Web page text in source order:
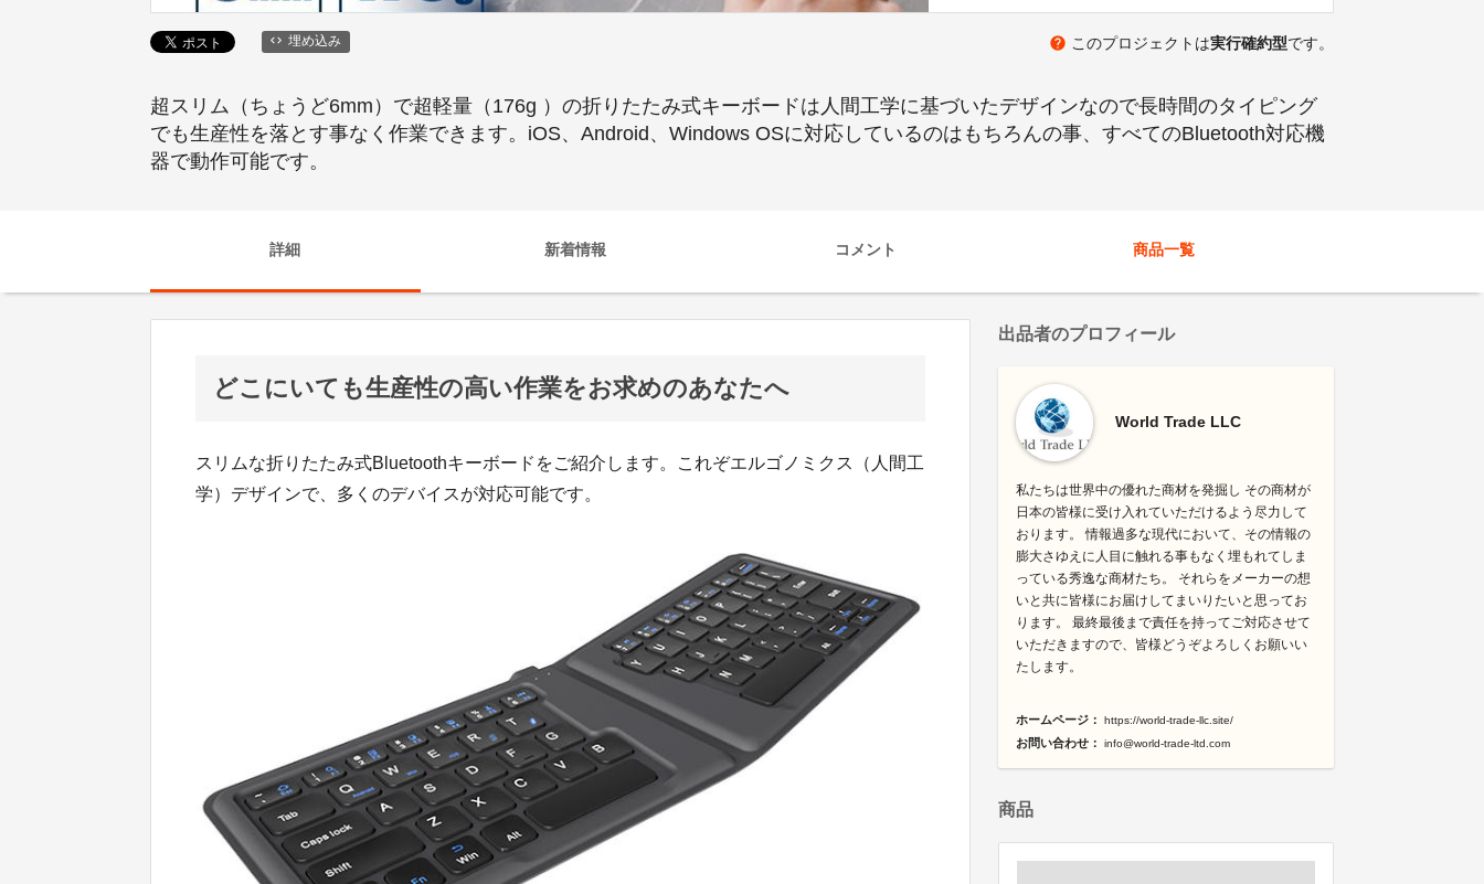
埋め込み help このプロジェクトは実行確約型です。
超スリム（ちょうど6mm）で超軽量（176g ）の折りたたみ式キーボードは人間工学に基づいたデザインなので長時間のタイピング
でも生産性を落とす事なく作業できます。iOS、Android、Windows OSに対応しているのはもちろんの事、すべてのBluetooth対応機
器で動作可能です。
詳細 新着情報 コメント 商品一覧
どこにいても生産性の高い作業をお求めのあなたへ
スリムな折りたたみ式Bluetoothキーボードをご紹介します。これぞエルゴノミクス（人間工
学）デザインで、多くのデバイスが対応可能です。
出品者のプロフィール
World Trade LLC
私たちは世界中の優れた商材を発掘し その商材が
日本の皆様に受け入れていただけるよう尽力して
おります。 情報過多な現代において、その情報の
膨大さゆえに人目に触れる事もなく埋もれてしま
っている秀逸な商材たち。 それらをメーカーの想
いと共に皆様にお届けしてまいりたいと思ってお
ります。 最終最後まで責任を持ってご対応させて
いただきますので、皆様どうぞよろしくお願いい
たします。
ホームページ： https://world-trade-llc.site/
お問い合わせ： info@world-trade-ltd.com
商品